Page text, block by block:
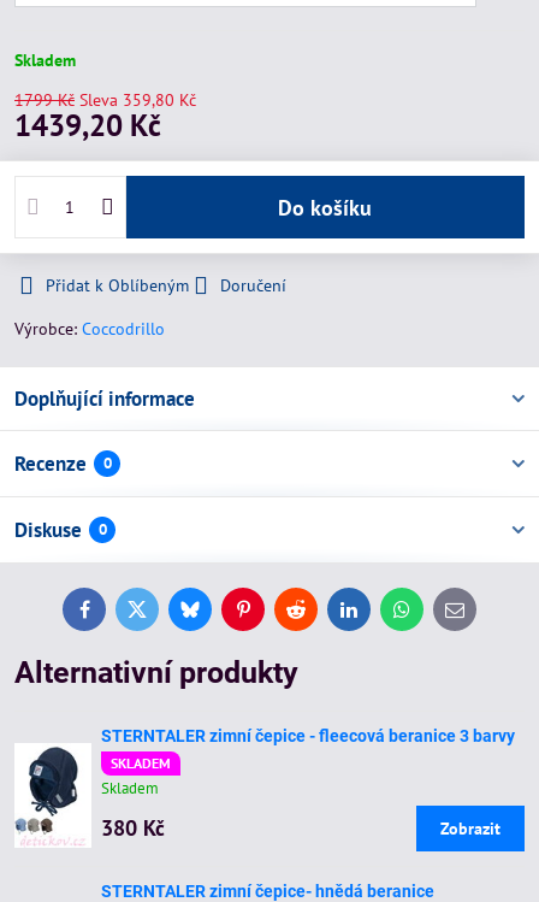
Skladem
1799 Kč Sleva 359,80 Kč
1439,20 Kč
Do košíku
Přidat k Oblíbeným
Doručení
Výrobce: Coccodrillo
Doplňující informace
Recenze 0
Diskuse 0
FacebookTwitterBlueskyPinterestReddit LinkedInWhatsApp
E-
mail
Alternativní produkty
STERNTALER zimní čepice - fleecová beranice 3 barvy
SKLADEM
Skladem
380 Kč Zobrazit
STERNTALER zimní čepice- hnědá beranice